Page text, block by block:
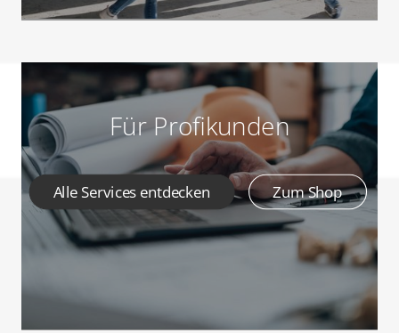
Für Profikunden
Alle Services entdecken Zum Shop